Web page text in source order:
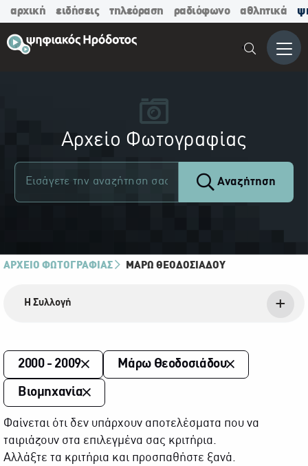
αρχική ειδήσεις τηλεόραση ραδιόφωνο αθλητικά
Μενού
Αρχείο Φωτογραφίας
Αναζήτηση
ΑΡΧΕΙΟ ΦΩΤΟΓΡΑΦΙΑΣ ΜΆΡΩ ΘΕΟΔΟΣΙΆΔΟΥ
Η Συλλογή
2000 - 2009 Μάρω Θεοδοσιάδου
Βιομηχανία
Φαίνεται ότι δεν υπάρχουν αποτελέσματα που να
ταιριάζουν στα επιλεγμένα σας κριτήρια.
Αλλάξτε τα κριτήρια και προσπαθήστε ξανά.